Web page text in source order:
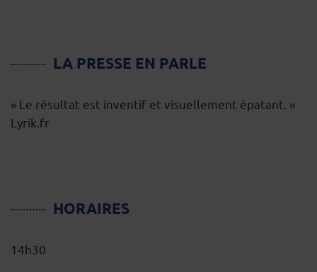
LA PRESSE EN PARLE
« Le résultat est inventif et visuellement épatant. »
Lyrik.fr
HORAIRES
14h30